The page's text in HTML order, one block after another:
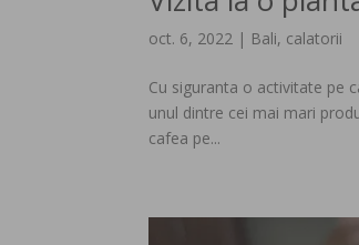
oct. 6, 2022 | Bali, calatorii
Cu siguranta o activitate pe
unul dintre cei mai mari
cafea pe...